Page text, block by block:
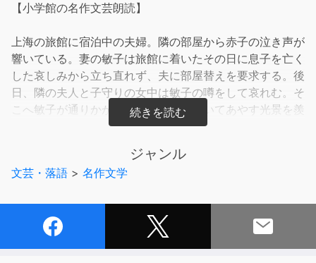
【小学館の名作文芸朗読】
上海の旅館に宿泊中の夫婦。隣の部屋から赤子の泣き声が
響いている。妻の敏子は旅館に着いたその日に息子を亡く
した哀しみから立ち直れず、夫に部屋替えを要求する。後
日、隣の夫人と子守りの女中は敏子の噂をして哀れむ。そ
こへ敏子が通りかかり、夫人が子を抱いてあやす光景を羨
んだ。それからしばらくのち、蕪湖に来た敏子は夫人の赤
ジャンル
文芸・落語 > 名作文学